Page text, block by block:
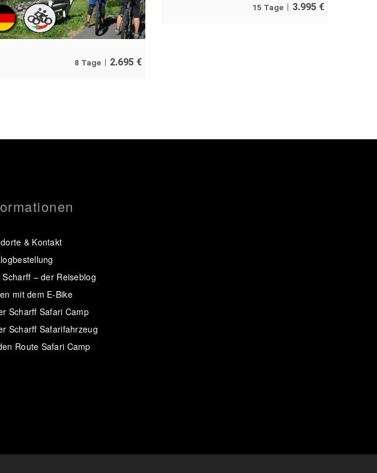
8 Tage 2.695 €
15 Tage 3.995 €
& Kontakt
Scharff – der Reiseblog
mit dem E-Bike
Scharff Safari Camp
Scharff Safarifahrzeug
Route Safari Camp